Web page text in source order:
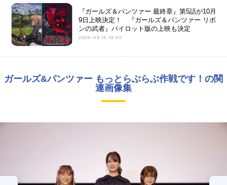
『ガールズ＆パンツァー 最終章』第5話が10月
9日上映決定！ 『ガールズ＆パンツァー リボ
ンの武者』パイロット版の上映も決定
2026-03-15 13:00
ガールズ&パンツァー もっとらぶらぶ作戦です！の関
連画像集